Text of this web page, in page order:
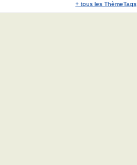
+ tous les ThèmeTags